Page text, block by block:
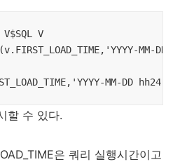
V$SQL V
MM-
MM-DD
할 수 있다.
은 쿼리 실행시간이고